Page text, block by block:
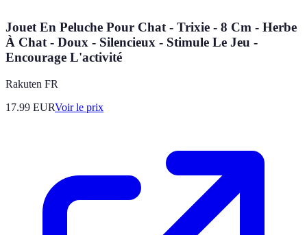
Jouet En Peluche Pour Chat - Trixie - 8 Cm - Herbe
À Chat - Doux - Silencieux - Stimule Le Jeu -
Encourage L'activité
Rakuten FR
17.99 EURVoir le prix